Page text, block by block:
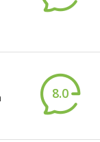
8.0